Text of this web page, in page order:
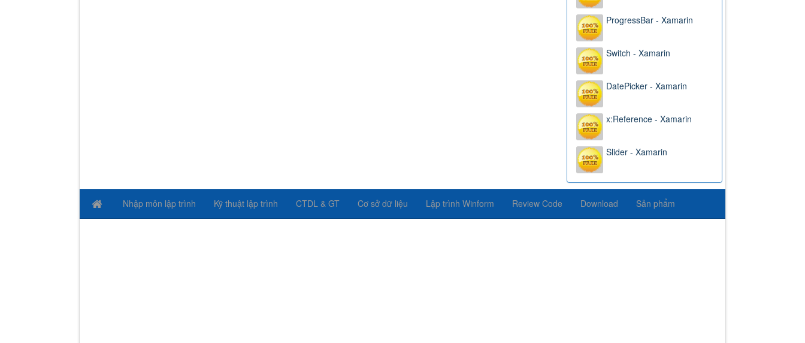
ProgressBar - Xamarin
Switch - Xamarin
DatePicker - Xamarin
x:Reference - Xamarin
Slider - Xamarin
Nhập môn lập trình Kỹ thuật lập trình CTDL & GT Cơ sở dữ liệu Lập trình Winform Review Code Download Sản phẩm